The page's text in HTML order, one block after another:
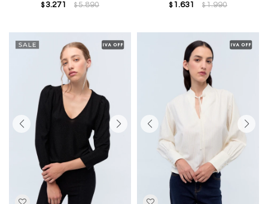
$ 3.271 $5.890 $ 1.631 $1.990